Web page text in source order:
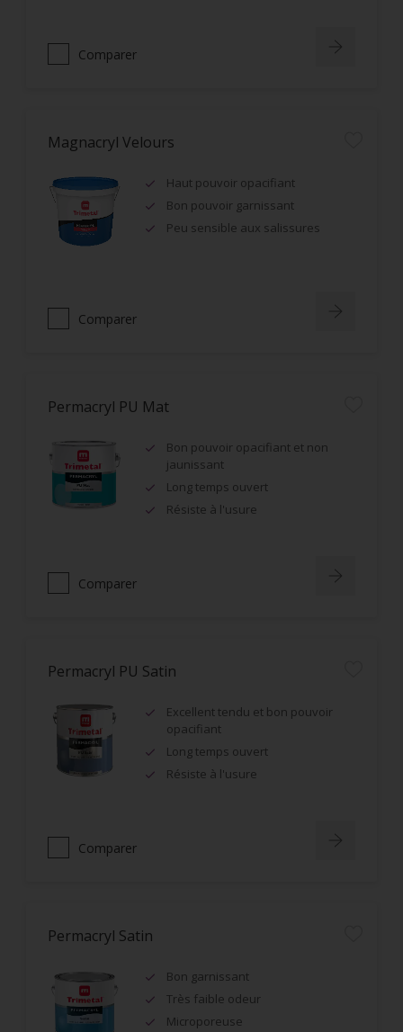
Comparer
Magnacryl Velours
Haut pouvoir opacifiant
Bon pouvoir garnissant
Peu sensible aux salissures
Comparer
Permacryl PU Mat
Bon pouvoir opacifiant et non
jaunissant
Long temps ouvert
Résiste à l'usure
Comparer
Permacryl PU Satin
Excellent tendu et bon pouvoir
opacifiant
Long temps ouvert
Résiste à l'usure
Comparer
Permacryl Satin
Bon garnissant
Très faible odeur
Microporeuse